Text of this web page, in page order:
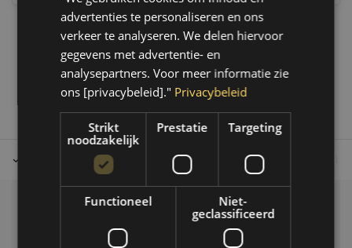
Tot 30 dagen retour sturen. Op werkdagen voor 14.00 uur
Veelgestelde vragen
advertenties te personaliseren en ons
verkeer te analyseren. We delen hiervoor
gegevens met advertentie- en
analysepartners. Voor meer informatie zie
ons [privacybeleid]." Privacybeleid
Strikt
noodzakelijk
Prestatie Targeting
Functioneel
Niet-
geclassificeerd